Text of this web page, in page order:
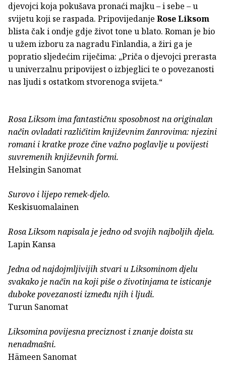
djevojci koja pokušava pronaći majku – i sebe – u
svijetu koji se raspada. Pripovijedanje Rose Liksom
blista čak i ondje gdje život tone u blato. Roman je bio
u užem izboru za nagradu Finlandia, a žiri ga je
popratio sljedećim riječima: „Priča o djevojci prerasta
u univerzalnu pripovijest o izbjeglici te o povezanosti
nas ljudi s ostatkom stvorenoga svijeta.“
Rosa Liksom ima fantastičnu sposobnost na originalan
način ovladati različitim književnim žanrovima: njezini
romani i kratke proze čine važno poglavlje u povijesti
suvremenih književnih formi.
Helsingin Sanomat
Surovo i lijepo remek-djelo.
Keskisuomalainen
Rosa Liksom napisala je jedno od svojih najboljih djela.
Lapin Kansa
Jedna od najdojmljivijih stvari u Liksominom djelu
svakako je način na koji piše o životinjama te isticanje
duboke povezanosti između njih i ljudi.
Turun Sanomat
Liksomina povijesna preciznost i znanje doista su
nenadmašni.
Hämeen Sanomat